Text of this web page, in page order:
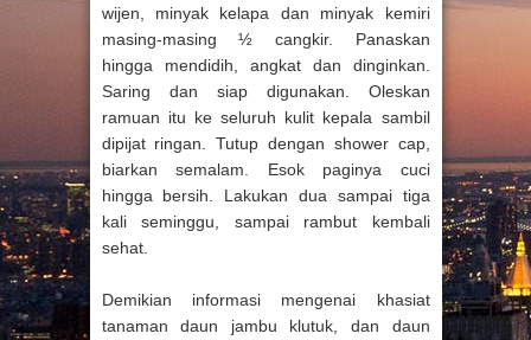
wijen, minyak kelapa dan minyak kemiri
masing-masing ½ cangkir. Panaskan
hingga mendidih, angkat dan dinginkan.
Saring dan siap digunakan. Oleskan
ramuan itu ke seluruh kulit kepala sambil
dipijat ringan. Tutup dengan shower cap,
biarkan semalam. Esok paginya cuci
hingga bersih. Lakukan dua sampai tiga
kali seminggu, sampai rambut kembali
sehat.
Demikian informasi mengenai khasiat
tanaman daun jambu klutuk, dan daun